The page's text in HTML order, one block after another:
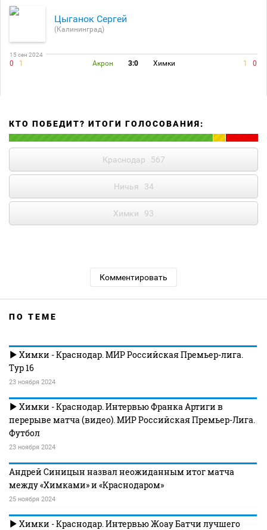
Цыганок Сергей
(Калининград)
15 сен 2024
0 1 Акрон 3:0 Химки 1 0
КТО ПОБЕДИТ? ИТОГИ ГОЛОСОВАНИЯ:
Краснодар 567
Ничья 34
Химки 93
Комментировать
ПО ТЕМЕ
Химки - Краснодар. МИР Российская Премьер-лига.
Тур 16
23 ноября 2024
Химки - Краснодар. Интервью Франка Артиги в
перерыве матча (видео). МИР Российская Премьер-Лига.
Футбол
23 ноября 2024
Андрей Синицын назвал неожиданным итог матча
между «Химками» и «Краснодаром»
25 ноября 2024
Химки - Краснодар. Интервью Жоау Батчи лучшего